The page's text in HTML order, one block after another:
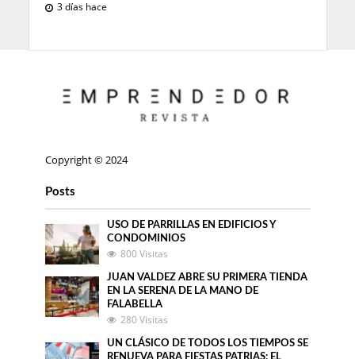
3 días hace
Copyright © 2024
Posts
USO DE PARRILLAS EN EDIFICIOS Y
CONDOMINIOS
800 Visitas
JUAN VALDEZ ABRE SU PRIMERA TIENDA
EN LA SERENA DE LA MANO DE
FALABELLA
280 Visitas
UN CLÁSICO DE TODOS LOS TIEMPOS SE
RENUEVA PARA FIESTAS PATRIAS: EL